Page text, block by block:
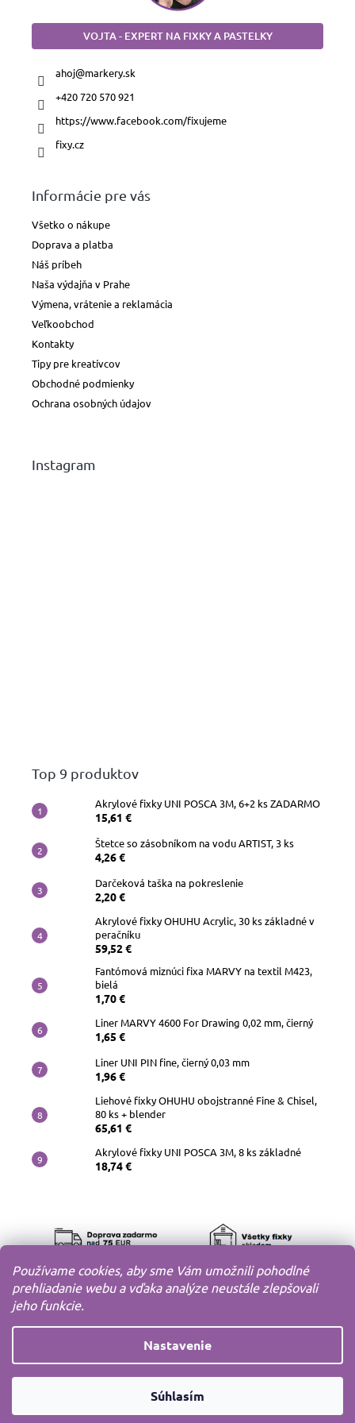
Používame cookies, aby sme Vám umožnili pohodlné
prehliadanie webu a vďaka analýze neustále zlepšovali
jeho funkcie.
Nastavenie
Súhlasím
VOJTA - EXPERT NA FIXKY A PASTELKY
ahoj@markery.sk
+420 720 570 921
https://www.facebook.com/fixujeme
fixy.cz
Informácie pre vás
Všetko o nákupe
Doprava a platba
Náš príbeh
Naša výdajňa v Prahe
Výmena, vrátenie a reklamácia
Veľkoobchod
Kontakty
Tipy pre kreatívcov
Obchodné podmienky
Ochrana osobných údajov
Instagram
Top 9 produktov
Akrylové fixky UNI POSCA 3M, 6+2 ks ZADARMO
15,61 €
Štetce so zásobníkom na vodu ARTIST, 3 ks
4,26 €
Darčeková taška na pokreslenie
2,20 €
Akrylové fixky OHUHU Acrylic, 30 ks základné v
peračníku
59,52 €
Fantómová miznúci fixa MARVY na textil M423,
bielá
1,70 €
Liner MARVY 4600 For Drawing 0,02 mm, čierný
1,65 €
Liner UNI PIN fine, čierný 0,03 mm
1,96 €
Liehové fixky OHUHU obojstranné Fine & Chisel,
80 ks + blender
65,61 €
Akrylové fixky UNI POSCA 3M, 8 ks základné
18,74 €
Shoptet